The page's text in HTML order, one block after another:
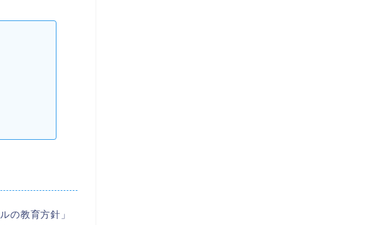
の教育方針」